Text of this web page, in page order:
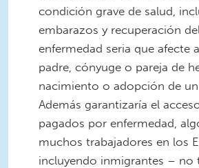
condición grave de salud,
embarazos y recuperación
enfermedad seria que afecte
padre, cónyuge o pareja de
nacimiento o adopción de un
Además garantizaría el
pagados por enfermedad,
muchos trabajadores en los
incluyendo inmigrantes – no